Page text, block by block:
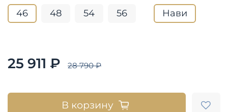
46 48 54 56 Нави
25 911 ₽ 28 790 ₽
В корзину